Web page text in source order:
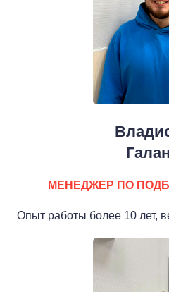
МЕНЕДЖЕР ПО
Опыт работы более 10 лет,